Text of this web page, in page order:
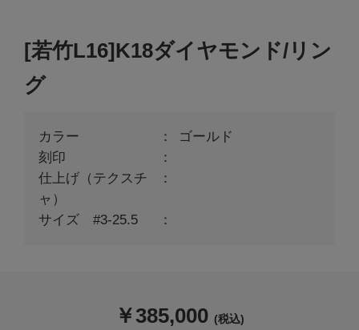
[若竹L16]K18ダイヤモンド/リン
グ
カラー
ゴールド
刻印
仕上げ（テクスチ
ャ）
サイズ #3-25.5
￥385,000 (税込)